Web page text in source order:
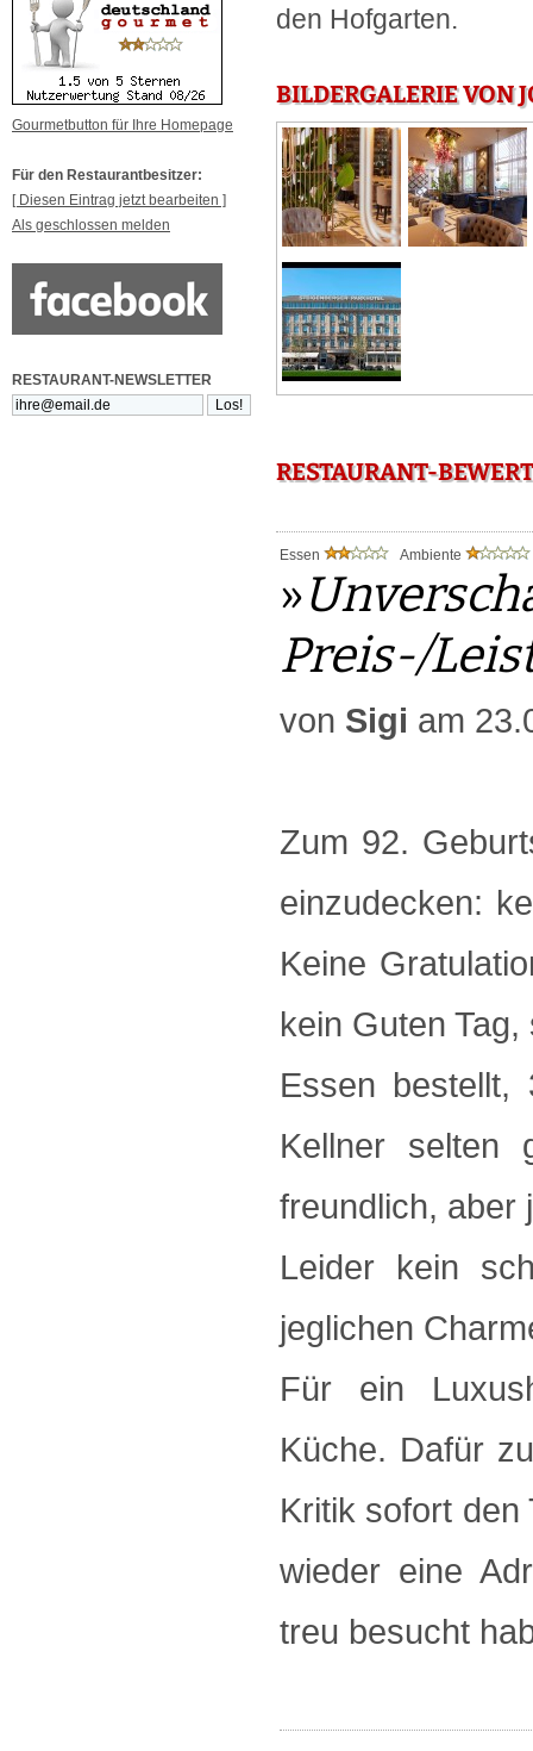
Gourmetbutton für Ihre Homepage
Für den Restaurantbesitzer:
[ Diesen Eintrag jetzt bearbeiten ]
Als geschlossen melden
RESTAURANT-NEWSLETTER
den Hofgarten.
BILDERGALERIE VON
RESTAURANT-
Essen Ambiente
»
Preis-/
von Sigi am
Zum 92.
einzudecken:
Keine
kein Guten
Essen bestellt,
Kellner selten
freundlich, aber
Leider kein
jeglichen
Für ein
Küche. Dafür
Kritik sofort
wieder eine
treu besucht